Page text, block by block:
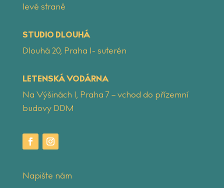
levé straně
STUDIO DLOUHÁ
Dlouhá 20, Praha 1- suterén
LETENSKÁ VODÁRNA
Na Výšinách 1, Praha 7 – vchod do přízemní
budovy DDM
Napište nám